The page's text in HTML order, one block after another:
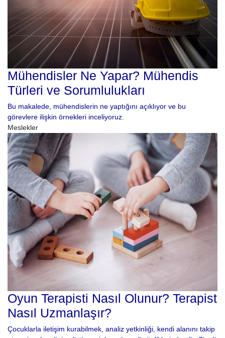
Mühendisler Ne Yapar? Mühendis
Türleri ve Sorumlulukları
Bu makalede, mühendislerin ne yaptığını açıklıyor ve bu
görevlere ilişkin örnekleri inceliyoruz.
Meslekler
Oyun Terapisti Nasıl Olunur? Terapist
Nasıl Uzmanlaşır?
Çocuklarla iletişim kurabilmek, analiz yetkinliği, kendi alanını takip